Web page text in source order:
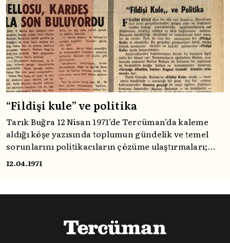
“Fildişi kule” ve politika
Tarık Buğra 12 Nisan 1971’de Tercüman’da kaleme
aldığı köşe yazısında toplumun gündelik ve temel
sorunlarını politikacıların çözüme ulaştırmaları;
yönetimde olan Erim hükûmetinin fildişi kulelerine
12.04.1971